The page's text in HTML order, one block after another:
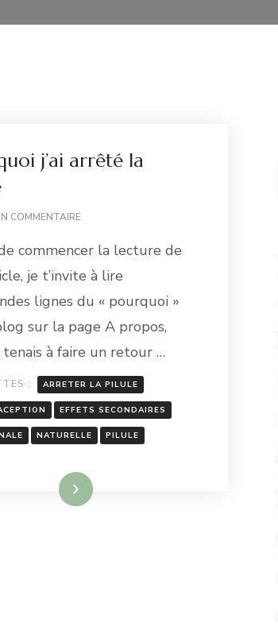
j’ai arrêté la
COMMENTAIREPOURQUOI
ARRÊTÉ
PILULE
commencer la lecture de
je t’invite à lire
lignes du « pourquoi »
sur la page A propos,
tenais à faire un retour …
: ARRETER LA PILULE
EFFETS SECONDAIRES
NATURELLE PILULE
Lire la suite